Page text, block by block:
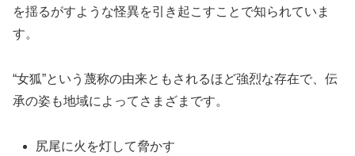
を揺るがすような怪異を引き起こすことで知られていま
す。
“女狐”という蔑称の由来ともされるほど強烈な存在で、伝
承の姿も地域によってさまざまです。
尻尾に火を灯して脅かす